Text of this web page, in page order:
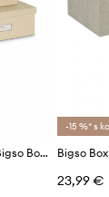
Organizator za dokumente Bigso Box of Sweden Holger
-15 %* s
23,99 €